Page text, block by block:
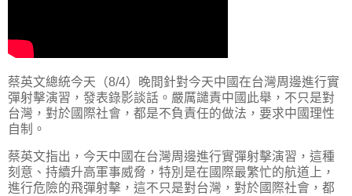
蔡英文總統今天（8/4）晚間針對今天中國在台灣周邊進行實
彈射擊演習，發表錄影談話。嚴厲譴責中國此舉，不只是對
台灣，對於國際社會，都是不負責任的做法，要求中國理性
自制。
蔡英文指出，今天中國在台灣周邊進行實彈射擊演習，這種
刻意、持續升高軍事威脅，特別是在國際最繁忙的航道上，
進行危險的飛彈射擊，這不只是對台灣，對於國際社會，都